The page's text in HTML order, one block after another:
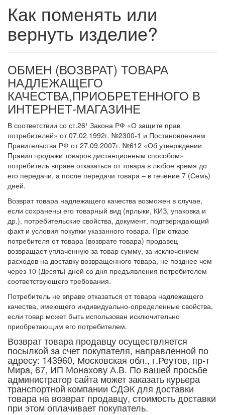
Как поменять или
вернуть изделие?
ОБМЕН (ВОЗВРАТ) ТОВАРА
НАДЛЕЖАЩЕГО
КАЧЕСТВА,ПРИОБРЕТЕННОГО В
ИНТЕРНЕТ-МАГАЗИНЕ
В соответствии со ст.26¹ Закона РФ «О защите прав
потребителей» от 07.02.1992г. №2300-1 и Постановлением
Правительства РФ от 27.09.2007г. №612 «Об утверждении
Правил продажи товаров дистанционным способом»
потребитель вправе отказаться от товара в любое время до
его передачи, а после передачи товара – в течение 7 (Семь)
дней.
Возврат товара надлежащего качества возможен в случае,
если сохранены его товарный вид (ярлыки, КИЗ, упаковка и
др.), потребительские свойства, документ, подтверждающий
факт и условия покупки указанного товара. При отказе
потребителя от товара (возврате товара) продавец
возвращает уплаченную за товар сумму, за исключением
расходов на доставку возвращенного товара, не позднее чем
через 10 (Десять) дней со дня предъявления потребителем
соответствующего требования.
Потребитель не вправе отказаться от товара надлежащего
качества, имеющего индивидуально-определенные свойства,
если товар может быть использован исключительно
приобретающим его потребителем.
Возврат товара продавцу осуществляется
посылкой за счет покупателя, направленной по
адресу: 143960, Московская обл., г.Реутов, пр-т
Мира, 67, ИП Монахову А.В. По вашей просьбе
администратор сайта может заказать курьера
транспортной компании СДЭК для доставки
товара на возврат продавцу, стоимость доставки
при этом оплачивает покупатель.